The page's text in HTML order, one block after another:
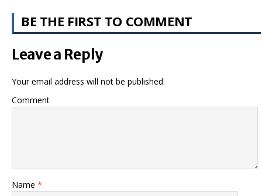
BE THE FIRST TO COMMENT
Leave a Reply
Your email address will not be published.
Comment
Name *